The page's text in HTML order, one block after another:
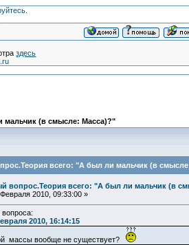
.
здесь
мальчик (в смысле: Масса)?"
всего: "А был ли мальчик (в
вопрос.Теория всего: "А был ли мальчик (в
2010, 09:33:00 »
2010, 16:14:15
массы вообще не существует?